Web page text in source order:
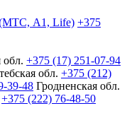
(МТС, A1, Life) +375
+375 (17) 251-07-94
обл. +375 (212)
39-48 Гродненская обл.
+375 (222) 76-48-50